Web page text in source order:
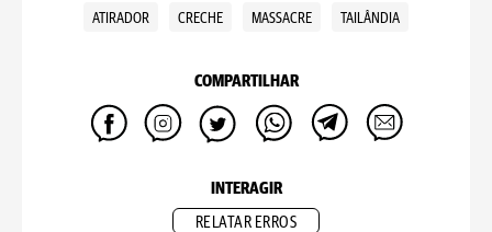
ATIRADOR CRECHE MASSACRE TAILÂNDIA
COMPARTILHAR
INTERAGIR
RELATAR ERROS